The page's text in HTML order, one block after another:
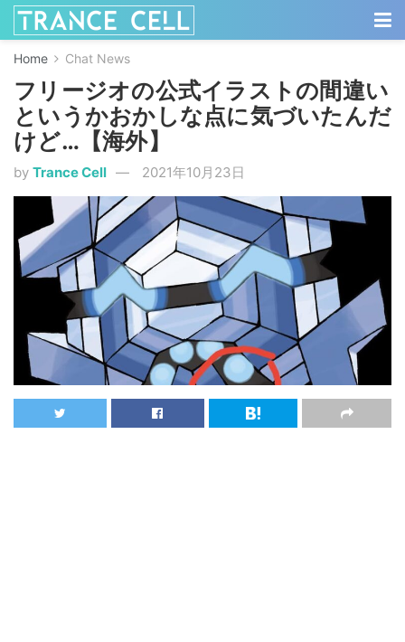
Home Chat News
フリージオの公式イラストの間違い
というかおかしな点に気づいたんだ
けど…【海外】
by Trance Cell 2021年10月23日